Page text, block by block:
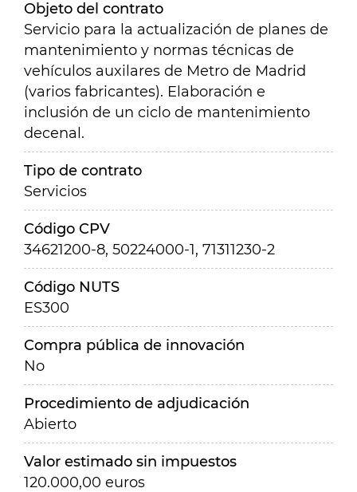
Objeto del contrato
Servicio para la actualización de planes de
mantenimiento y normas técnicas de
vehículos auxilares de Metro de Madrid
(varios fabricantes). Elaboración e
inclusión de un ciclo de mantenimiento
decenal.
Tipo de contrato
Servicios
Código CPV
34621200-8, 50224000-1, 71311230-2
Código NUTS
ES300
Compra pública de innovación
No
Procedimiento de adjudicación
Abierto
Valor estimado sin impuestos
120.000,00 euros